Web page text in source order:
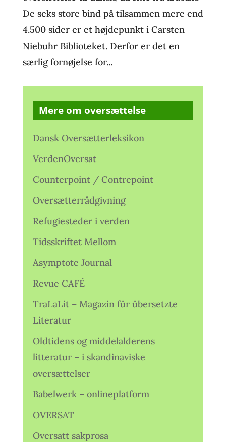
De seks store bind på tilsammen mere end
4.500 sider er et højdepunkt i Carsten
Niebuhr Biblioteket. Derfor er det en
særlig fornøjelse for...
Mere om oversættelse
Dansk Oversætterleksikon
VerdenOversat
Counterpoint / Contrepoint
Oversætterrådgivning
Refugiesteder i verden
Tidsskriftet Mellom
Asymptote Journal
Revue CAFÉ
TraLaLit – Magazin für übersetzte
Literatur
Oldtidens og middelalderens
litteratur – i skandinaviske
oversættelser
Babelwerk – onlineplatform
OVERSAT
Oversatt sakprosa